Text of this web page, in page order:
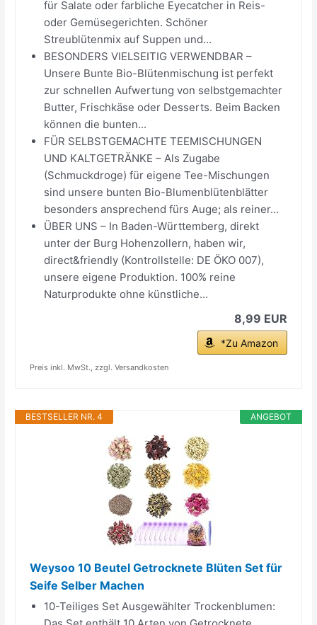
für Salate oder farbliche Eyecatcher in Reis-
oder Gemüsegerichten. Schöner
Streublütenmix auf Suppen und...
BESONDERS VIELSEITIG VERWENDBAR –
Unsere Bunte Bio-Blütenmischung ist perfekt
zur schnellen Aufwertung von selbstgemachter
Butter, Frischkäse oder Desserts. Beim Backen
können die bunten...
FÜR SELBSTGEMACHTE TEEMISCHUNGEN
UND KALTGETRÄNKE – Als Zugabe
(Schmuckdroge) für eigene Tee-Mischungen
sind unsere bunten Bio-Blumenblütenblätter
besonders ansprechend fürs Auge; als reiner...
ÜBER UNS – In Baden-Württemberg, direkt
unter der Burg Hohenzollern, haben wir,
direct&friendly (Kontrollstelle: DE ÖKO 007),
unsere eigene Produktion. 100% reine
Naturprodukte ohne künstliche...
8,99 EUR
*Zu Amazon
Preis inkl. MwSt., zzgl. Versandkosten
ANGEBOT
BESTSELLER NR. 4
Weysoo 10 Beutel Getrocknete Blüten Set für
Seife Selber Machen
10-Teiliges Set Ausgewählter Trockenblumen: